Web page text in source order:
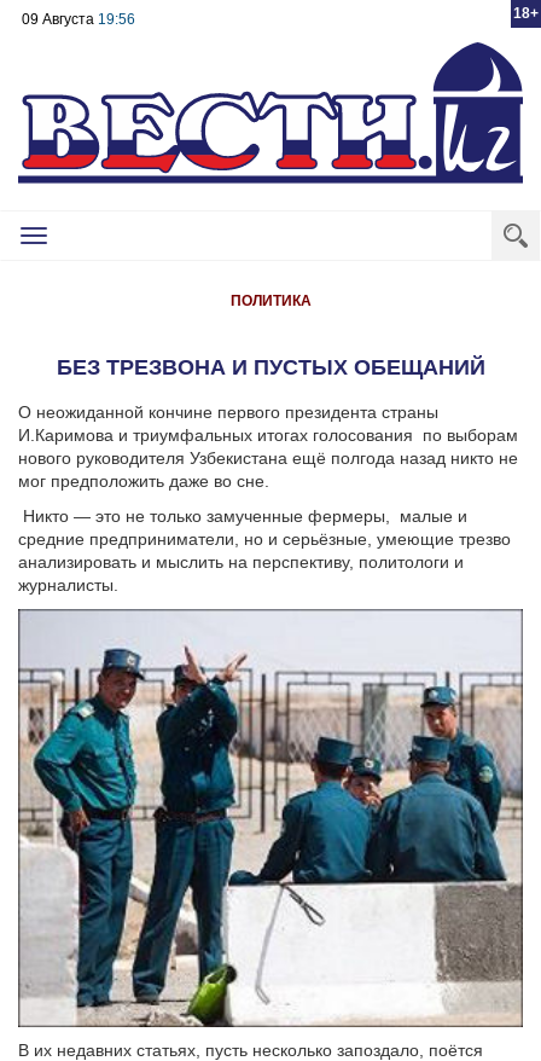
18+
09 Августа 19:56
Toggle
ПОЛИТИКА
БЕЗ ТРЕЗВОНА И ПУСТЫХ ОБЕЩАНИЙ
О неожиданной кончине первого президента страны
И.Каримова и триумфальных итогах голосования по выборам
нового руководителя Узбекистана ещё полгода назад никто не
мог предположить даже во сне.
Никто — это не только замученные фермеры,
малые и
средние предприниматели, но и серьёзные, умеющие трезво
анализировать и мыслить на перспективу, политологи и
журналисты.
В их недавних статьях, пусть несколько запоздало, поётся